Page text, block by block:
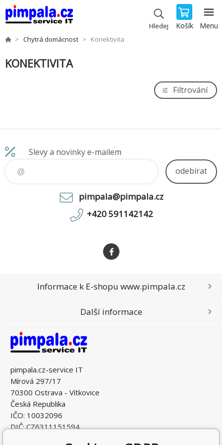
Hledej Košík Menu
Chytrá domácnost Konektivita
KONEKTIVITA
Filtrování
Slevy a novinky e-mailem
odebírat
pimpala@pimpala.cz
+420 591142142
pimpala.cz-service IT
Mírová 297/17
70300 Ostrava - Vítkovice
Česká Republika
IČO: 10032096
DIČ: CZ6311151594
Informace k E-shopu www.pimpala.cz
Další informace